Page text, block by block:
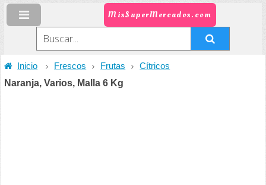
MisSuperMercados.com
Inicio Frescos Frutas Cítricos
Naranja, Varios, Malla 6 Kg